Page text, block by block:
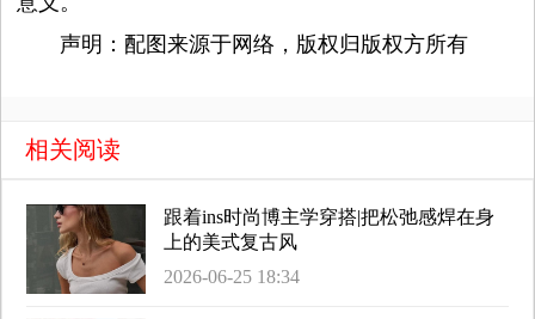
声明：配图来源于网络，版权归版权方所有
相关阅读
跟着ins时尚博主学穿搭|把松弛感焊在身
上的美式复古风
2026-06-25 18:34